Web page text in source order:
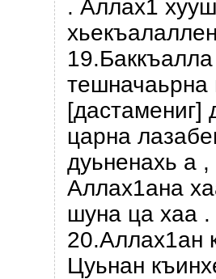
. Аллах1
тешначаьрна
царна
дуьненахь а ,
Аллах1ана
шуна ца хаа .
20.Аллах1ан
Цуьнан